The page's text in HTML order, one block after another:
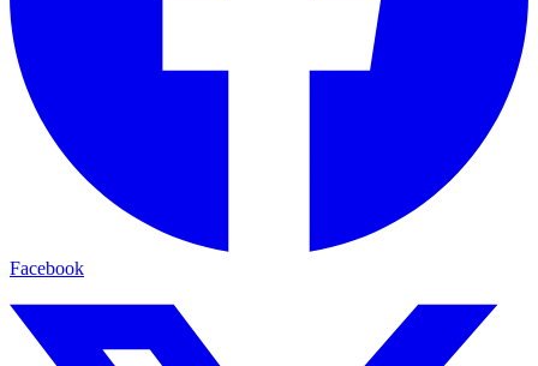
Facebook